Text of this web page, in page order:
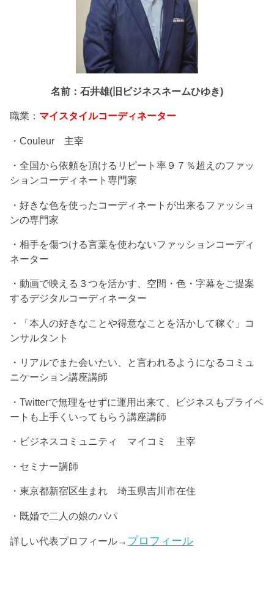
名前：石井雄(旧ビジネスネームひゆき)
職業： マイスタイルコーディネーター
・Couleur 主宰
・全国から依頼を頂けるリピート率９７％超えのファッ
ションコーディネート専門家
・好きな色を使ったコーディネートが出来るファッショ
ンの専門家
・相手を傷つける言葉を使わないファッションコーディ
ネーター
・動画で映える３つを活かす、空間・色・字幕をご提案
するデジタルコーディネーター
・「本人の好きなことや得意なことを活かして稼ぐ」コ
ンサルタント
・リアルでまた会いたい、と言われるようになるコミュ
ニケーション講座講師
・Twitterで無理をせずに運用出来て、ビジネスもプライベ
ートも上手くいってもらう講座講師
・ビジネスコミュニティ マイコミ 主宰
・セミナー講師
・東京都新宿区生まれ 埼玉県吉川市在住
・既婚で二人の娘のパパ
詳しい代表プロフィール→ プロフィール